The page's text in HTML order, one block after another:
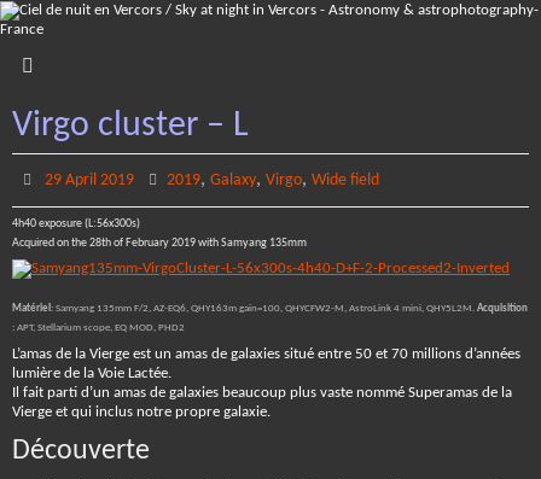
Skip
to
Virgo cluster – L
29 April 2019 2019, Galaxy, Virgo, Wide field
4h40 exposure (L:56x300s)
Acquired on the 28th of February 2019 with Samyang 135mm
Matériel : Samyang 135mm F/2, AZ-EQ6, QHY163m gain=100, QHYCFW2-M, AstroLink 4 mini, QHY5L2M. Acquisition
: APT, Stellarium scope, EQ MOD, PHD2
L’amas de la Vierge est un amas de galaxies situé entre 50 et 70 millions d’années
lumière de la Voie Lactée.
Il fait parti d’un amas de galaxies beaucoup plus vaste nommé Superamas de la
Vierge et qui inclus notre propre galaxie.
Découverte